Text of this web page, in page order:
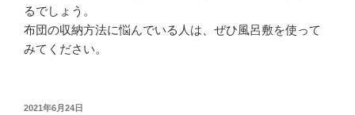
るでしょう。
布団の収納方法に悩んでいる人は、ぜひ風呂敷を使って
みてください。
投
2021年6月24日